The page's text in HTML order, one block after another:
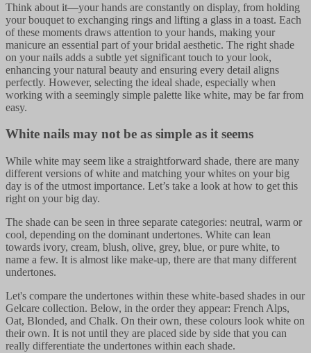
Think about it—your hands are constantly on display, from holding
your bouquet to exchanging rings and lifting a glass in a toast. Each
of these moments draws attention to your hands, making your
manicure an essential part of your bridal aesthetic. The right shade
on your nails adds a subtle yet significant touch to your look,
enhancing your natural beauty and ensuring every detail aligns
perfectly. However, selecting the ideal shade, especially when
working with a seemingly simple palette like white, may be far from
easy.​​​​‌ ‍ ​‍​‍‌‍ ‌ ​‍‌‍‍‌‌‍‌ ‌‍‍‌‌‍ ‍​‍​‍​ ‍‍​‍​‍‌ ​ ‌‍​‌‌‍ ‍‌‍‍‌‌ ‌​‌ ‍‌​‍ ‍‌‍‍‌‌‍ ​‍​‍​‍ ​​‍​‍‌‍‍​‌ ​‍‌‍‌‌‌‍‌‍​‍​‍​ ‍‍​‍​‍‌‍‍​‌ ‌​‌ ‌​‌ ​​‌ ​ ​ ‍‍​‍ ​‍ ‌‍‌ ‌‍‌‌‌‍ ​‌‍​ ‌‍​‌‌ ​‍‌‍‌‌​‍ ‍‌ ​ ‌‍​‌‌‍ ‍‌‍‍‌‌ ‌​‌ ‍‌​‍ ‍‌ ​ ‌ ‌​‌ ‌‌‌‍‌​‌‍‍‌‌‍ ​‍ ‌‍‍‌‌‍ ‍‌ ‌​‌‍‌‌‌‍ ‍‌ ‌​​‍ ‌‍‌‌‌‍‌​‌‍‍‌‌ ‌​​‍ ‌‍ ‌‌‍ ‌‍‌​‌‍‌‌​ ‌‌ ​​‌ ​‍‌‍‌‌‌ ​ ‌‍‌‌‌‍ ‍‌ ‌​‌‍​‌‌ ‌​‌‍‍‌‌‍ ‌‍ ‍​ ‍ ‌‍‍‌‌‍‌​​ ‌‌‍‌​‌‍‌‍‌‍​‍‌‍‌‌​ ‌ ​ ‍‌‌‍‌‌‌‍​‌​‍ ‌​ ​‍‌‍​‍​ ‌​​ ‌‍​‍ ‌​ ‌​​ ​‌​ ​‌‌‍​ ​‍ ‌​ ‍‌‌‍​‌​ ‌‍​ ‌​​‍ ‌​ ‌​‌‍‌‌‌‍‌​​ ‍‌​ ‍‌​ ​​‌‍‌‌‌‍​ ‌‍‌‌​ ​​​ ‌​​ ​‍​ ‍ ‌ ‌​‌ ‍‌‌ ​​‌‍‌‌​ ‌‌‍​‌‌ ​‍‌ ‌​‌‍‍‌‌‍​ ‌‍ ​‌‍‌‌​ ‍ ‌ ​​‌‍​‌‌ ‌​‌‍‍​​ ‌‌‍​‍‌‍ ‌‍‌​‌ ‍‌​‍‌‌​ ‌‌‌​​‍‌‌ ‌‍‍ ‌‍‌‌‌ ‍‌​‍‌‌​ ​ ‌​‌​​‍‌‌​ ​ ‌​‌​​‍‌‌​ ​‍​ ​‍‌‍​‌​ ​‍‌‍​‌‌‍‌‌​ ‌‍​ ‌‍​ ​​​ ‍‌​ ‌‍​ ‌‍​ ​‍‌‍​ ​‍‌‌​ ​‍​ ​‍​‍‌‌​ ‌‌‌​‌​​‍ ‍‌‍​ ‌‍‍​‌‍‍‌‌‍ ​‌‍‌​‌ ​‍‌‍‌‌‌‍ ‍​‍‌‌​ ‌‌‌​​‍‌‌ ‌‍‍ ‌‍‌‌‌ ‍‌​‍‌‌​ ​ ‌​‌​​‍‌‌​ ​ ‌​‌​​‍‌‌​ ​‍​ ​‍‌‍‌‌‌‍‌​​ ​‌​ ​‌‌‍​ ‌‍‌​​ ‌‍‌‍​ ‌‍​ ​ ​​‌‍‌​​ ​‌​ ​​​‍‌‌​ ​‍​ ​‍​‍‌‌​ ‌‌‌​‌​​‍ ‍‌ ‌​‌‍‌‌‌ ‍​‌ ‌​​ ‌‍​‍‌‍​‌‌ ​ ‌‍‌‌‌‌‌‌‌ ​‍‌‍ ​​ ‌‌‍‍​‌ ‌​‌ ‌​‌ ​​‌ ​ ​‍‌‌​ ​ ‌​​‌​‍‌‌​ ​‍‌​‌‍​‍‌‌​ ​‍‌​‌‍‌‍‌ ‌‍‌‌‌‍ ​‌‍​ ‌‍​‌‌ ​‍‌‍‌‌​‍ ‍‌ ​ ‌‍​‌‌‍ ‍‌‍‍‌‌ ‌​‌ ‍‌​‍ ‍‌ ​ ‌ ‌​‌ ‌‌‌‍‌​‌‍‍‌‌‍ ​‍‌‍‌‍‍‌‌‍‌​​ ‌‌‍‌​‌‍‌‍‌‍​‍‌‍‌‌​ ‌ ​ ‍‌‌‍‌‌‌‍​‌​‍ ‌​ ​‍‌‍​‍​ ‌​​ ‌‍​‍ ‌​ ‌​​ ​‌​ ​‌‌‍​ ​‍ ‌​ ‍‌‌‍​‌​ ‌‍​ ‌​​‍ ‌​ ‌​‌‍‌‌‌‍‌​​ ‍‌​ ‍‌​ ​​‌‍‌‌‌‍​ ‌‍‌‌​ ​​​ ‌​​ ​‍​‍‌‍‌ ‌​‌ ‍‌‌ ​​‌‍‌‌​ ‌‌‍​‌‌ ​‍‌ ‌​‌‍‍‌‌‍​ ‌‍ ​‌‍‌‌​‍‌‍‌ ​​‌‍​‌‌ ‌​‌‍‍​​ ‌‌‍​‍‌‍ ‌‍‌​‌ ‍‌​‍‌‌​ ‌‌‌​​‍‌‌ ‌‍‍ ‌‍‌‌‌ ‍‌​‍‌‌​ ​ ‌​‌​​‍‌‌​ ​ ‌​‌​​‍‌‌​ ​‍​ ​‍‌‍​‌​ ​‍‌‍​‌‌‍‌‌​ ‌‍​ ‌‍​ ​​​ ‍‌​ ‌‍​ ‌‍​ ​‍‌‍​ ​‍‌‌​ ​‍​ ​‍​‍‌‌​ ‌‌‌​‌​​‍ ‍‌‍​ ‌‍‍​‌‍‍‌‌‍ ​‌‍‌​‌ ​‍‌‍‌‌‌‍ ‍​‍‌‌​ ‌‌‌​​‍‌‌ ‌‍‍ ‌‍‌‌‌ ‍‌​‍‌‌​ ​ ‌​‌​​‍‌‌​ ​ ‌​‌​​‍‌‌​ ​‍​ ​‍‌‍‌‌‌‍‌​​ ​‌​ ​‌‌‍​ ‌‍‌​​ ‌‍‌‍​ ‌‍​ ​ ​​‌‍‌​​ ​‌​ ​​​‍‌‌​ ​‍​ ​‍​‍‌‌​ ‌‌‌​‌​​‍ ‍‌ ‌​‌‍‌‌‌ ‍​‌ ‌​​‍‌‍‌ ​​‌‍‌‌‌ ​‍‌ ​ ‌ ​​‌‍‌‌‌‍​ ‌ ‌​‌‍‍‌‌ ‌‍‌‍‌‌​ ‌‌ ​​‌ ‌‌‌‍​‍‌‍ ​‌‍‍‌‌ ​ ‌‍‍​‌‍‌‌‌‍‌​​‍​‍‌ ‌
White nails may not be as simple as it seems​​​​‌ ‍ ​‍​‍‌‍ ‌ ​‍‌‍‍‌‌‍‌ ‌‍‍‌‌‍ ‍​‍​‍​ ‍‍​‍​‍‌ ​ ‌‍​‌‌‍ ‍‌‍‍‌‌ ‌​‌ ‍‌​‍ ‍‌‍‍‌‌‍ ​‍​‍​‍ ​​‍​‍‌‍‍​‌ ​‍‌‍‌‌‌‍‌‍​‍​‍​ ‍‍​‍​‍‌‍‍​‌ ‌​‌ ‌​‌ ​​‌ ​ ​ ‍‍​‍ ​‍ ‌‍‌ ‌‍‌‌‌‍ ​‌‍​ ‌‍​‌‌ ​‍‌‍‌‌​‍ ‍‌ ​ ‌‍​‌‌‍ ‍‌‍‍‌‌ ‌​‌ ‍‌​‍ ‍‌ ​ ‌ ‌​‌ ‌‌‌‍‌​‌‍‍‌‌‍ ​‍ ‌‍‍‌‌‍ ‍‌ ‌​‌‍‌‌‌‍ ‍‌ ‌​​‍ ‌‍‌‌‌‍‌​‌‍‍‌‌ ‌​​‍ ‌‍ ‌‌‍ ‌‍‌​‌‍‌‌​ ‌‌ ​​‌ ​‍‌‍‌‌‌ ​ ‌‍‌‌‌‍ ‍‌ ‌​‌‍​‌‌ ‌​‌‍‍‌‌‍ ‌‍ ‍​ ‍ ‌‍‍‌‌‍‌​​ ‌‌‍‌​‌‍‌‍‌‍​‍‌‍‌‌​ ‌ ​ ‍‌‌‍‌‌‌‍​‌​‍ ‌​ ​‍‌‍​‍​ ‌​​ ‌‍​‍ ‌​ ‌​​ ​‌​ ​‌‌‍​ ​‍ ‌​ ‍‌‌‍​‌​ ‌‍​ ‌​​‍ ‌​ ‌​‌‍‌‌‌‍‌​​ ‍‌​ ‍‌​ ​​‌‍‌‌‌‍​ ‌‍‌‌​ ​​​ ‌​​ ​‍​ ‍ ‌ ‌​‌ ‍‌‌ ​​‌‍‌‌​ ‌‌‍​‌‌ ​‍‌ ‌​‌‍‍‌‌‍​ ‌‍ ​‌‍‌‌​ ‍ ‌ ​​‌‍​‌‌ ‌​‌‍‍​​ ‌‌‍​‍‌‍ ‌‍‌​‌ ‍‌​‍‌‌​ ‌‌‌​​‍‌‌ ‌‍‍ ‌‍‌‌‌ ‍‌​‍‌‌​ ​ ‌​‌​​‍‌‌​ ​ ‌​‌​​‍‌‌​ ​‍​ ​‍​ ‌‌​ ​​‌‍​ ​ ‌‍​ ‍‌‌‍​‌‌‍‌​​ ​‌​ ‌‍​ ​​​ ‌‌​ ‌‌​‍‌‌​ ​‍​ ​‍​‍‌‌​ ‌‌‌​‌​​‍ ‍‌‍​ ‌‍‍​‌‍‍‌‌‍ ​‌‍‌​‌ ​‍‌‍‌‌‌‍ ‍​‍‌‌​ ‌‌‌​​‍‌‌ ‌‍‍ ‌‍‌‌‌ ‍‌​‍‌‌​ ​ ‌​‌​​‍‌‌​ ​ ‌​‌​​‍‌‌​ ​‍​ ​‍‌‍​ ‌‍​ ‌‍​ ‌‍​‌​ ​‌​ ​ ​ ​​​ ‍​​ ‌ ‌‍‌‌​ ​​‌‍​‌​‍‌‌​ ​‍​ ​‍​‍‌‌​ ‌‌‌​‌​​‍ ‍‌ ‌​‌‍‌‌‌ ‍​‌ ‌​​ ‌‍​‍‌‍​‌‌ ​ ‌‍‌‌‌‌‌‌‌ ​‍‌‍ ​​ ‌‌‍‍​‌ ‌​‌ ‌​‌ ​​‌ ​ ​‍‌‌​ ​ ‌​​‌​‍‌‌​ ​‍‌​‌‍​‍‌‌​ ​‍‌​‌‍‌‍‌ ‌‍‌‌‌‍ ​‌‍​ ‌‍​‌‌ ​‍‌‍‌‌​‍ ‍‌ ​ ‌‍​‌‌‍ ‍‌‍‍‌‌ ‌​‌ ‍‌​‍ ‍‌ ​ ‌ ‌​‌ ‌‌‌‍‌​‌‍‍‌‌‍ ​‍‌‍‌‍‍‌‌‍‌​​ ‌‌‍‌​‌‍‌‍‌‍​‍‌‍‌‌​ ‌ ​ ‍‌‌‍‌‌‌‍​‌​‍ ‌​ ​‍‌‍​‍​ ‌​​ ‌‍​‍ ‌​ ‌​​ ​‌​ ​‌‌‍​ ​‍ ‌​ ‍‌‌‍​‌​ ‌‍​ ‌​​‍ ‌​ ‌​‌‍‌‌‌‍‌​​ ‍‌​ ‍‌​ ​​‌‍‌‌‌‍​ ‌‍‌‌​ ​​​ ‌​​ ​‍​‍‌‍‌ ‌​‌ ‍‌‌ ​​‌‍‌‌​ ‌‌‍​‌‌ ​‍‌ ‌​‌‍‍‌‌‍​ ‌‍ ​‌‍‌‌​‍‌‍‌ ​​‌‍​‌‌ ‌​‌‍‍​​ ‌‌‍​‍‌‍ ‌‍‌​‌ ‍‌​‍‌‌​ ‌‌‌​​‍‌‌ ‌‍‍ ‌‍‌‌‌ ‍‌​‍‌‌​ ​ ‌​‌​​‍‌‌​ ​ ‌​‌​​‍‌‌​ ​‍​ ​‍​ ‌‌​ ​​‌‍​ ​ ‌‍​ ‍‌‌‍​‌‌‍‌​​ ​‌​ ‌‍​ ​​​ ‌‌​ ‌‌​‍‌‌​ ​‍​ ​‍​‍‌‌​ ‌‌‌​‌​​‍ ‍‌‍​ ‌‍‍​‌‍‍‌‌‍ ​‌‍‌​‌ ​‍‌‍‌‌‌‍ ‍​‍‌‌​ ‌‌‌​​‍‌‌ ‌‍‍ ‌‍‌‌‌ ‍‌​‍‌‌​ ​ ‌​‌​​‍‌‌​ ​ ‌​‌​​‍‌‌​ ​‍​ ​‍‌‍​ ‌‍​ ‌‍​ ‌‍​‌​ ​‌​ ​ ​ ​​​ ‍​​ ‌ ‌‍‌‌​ ​​‌‍​‌​‍‌‌​ ​‍​ ​‍​‍‌‌​ ‌‌‌​‌​​‍ ‍‌ ‌​‌‍‌‌‌ ‍​‌ ‌​​‍‌‍‌ ​​‌‍‌‌‌ ​‍‌ ​ ‌ ​​‌‍‌‌‌‍​ ‌ ‌​‌‍‍‌‌ ‌‍‌‍‌‌​ ‌‌ ​​‌ ‌‌‌‍​‍‌‍ ​‌‍‍‌‌ ​ ‌‍‍​‌‍‌‌‌‍‌​​‍​‍‌ ‌
While white may seem like a straightforward shade, there are many
different versions of white and matching your whites on your big
day is of the utmost importance. Let’s take a look at how to get this
right on your big day.​​​​‌ ‍ ​‍​‍‌‍ ‌ ​‍‌‍‍‌‌‍‌ ‌‍‍‌‌‍ ‍​‍​‍​ ‍‍​‍​‍‌ ​ ‌‍​‌‌‍ ‍‌‍‍‌‌ ‌​‌ ‍‌​‍ ‍‌‍‍‌‌‍ ​‍​‍​‍ ​​‍​‍‌‍‍​‌ ​‍‌‍‌‌‌‍‌‍​‍​‍​ ‍‍​‍​‍‌‍‍​‌ ‌​‌ ‌​‌ ​​‌ ​ ​ ‍‍​‍ ​‍ ‌‍‌ ‌‍‌‌‌‍ ​‌‍​ ‌‍​‌‌ ​‍‌‍‌‌​‍ ‍‌ ​ ‌‍​‌‌‍ ‍‌‍‍‌‌ ‌​‌ ‍‌​‍ ‍‌ ​ ‌ ‌​‌ ‌‌‌‍‌​‌‍‍‌‌‍ ​‍ ‌‍‍‌‌‍ ‍‌ ‌​‌‍‌‌‌‍ ‍‌ ‌​​‍ ‌‍‌‌‌‍‌​‌‍‍‌‌ ‌​​‍ ‌‍ ‌‌‍ ‌‍‌​‌‍‌‌​ ‌‌ ​​‌ ​‍‌‍‌‌‌ ​ ‌‍‌‌‌‍ ‍‌ ‌​‌‍​‌‌ ‌​‌‍‍‌‌‍ ‌‍ ‍​ ‍ ‌‍‍‌‌‍‌​​ ‌‌‍‌​‌‍‌‍‌‍​‍‌‍‌‌​ ‌ ​ ‍‌‌‍‌‌‌‍​‌​‍ ‌​ ​‍‌‍​‍​ ‌​​ ‌‍​‍ ‌​ ‌​​ ​‌​ ​‌‌‍​ ​‍ ‌​ ‍‌‌‍​‌​ ‌‍​ ‌​​‍ ‌​ ‌​‌‍‌‌‌‍‌​​ ‍‌​ ‍‌​ ​​‌‍‌‌‌‍​ ‌‍‌‌​ ​​​ ‌​​ ​‍​ ‍ ‌ ‌​‌ ‍‌‌ ​​‌‍‌‌​ ‌‌‍​‌‌ ​‍‌ ‌​‌‍‍‌‌‍​ ‌‍ ​‌‍‌‌​ ‍ ‌ ​​‌‍​‌‌ ‌​‌‍‍​​ ‌‌‍​‍‌‍ ‌‍‌​‌ ‍‌​‍‌‌​ ‌‌‌​​‍‌‌ ‌‍‍ ‌‍‌‌‌ ‍‌​‍‌‌​ ​ ‌​‌​​‍‌‌​ ​ ‌​‌​​‍‌‌​ ​‍​ ​‍‌‍‌‍​ ​​​ ‌‍​ ​ ‌‍​ ​ ​‍​ ‍‌​ ​‌‌‍‌‌‌‍​‍​ ‌​​ ‌‍​‍‌‌​ ​‍​ ​‍​‍‌‌​ ‌‌‌​‌​​‍ ‍‌‍​ ‌‍‍​‌‍‍‌‌‍ ​‌‍‌​‌ ​‍‌‍‌‌‌‍ ‍​‍‌‌​ ‌‌‌​​‍‌‌ ‌‍‍ ‌‍‌‌‌ ‍‌​‍‌‌​ ​ ‌​‌​​‍‌‌​ ​ ‌​‌​​‍‌‌​ ​‍​ ​‍‌‍‌​​ ‌ ‌‍​‍‌‍‌​‌‍​‌​ ‍​​ ‌​​ ‌ ​ ​ ​ ‌​​ ​ ‌‍‌‍​‍‌‌​ ​‍​ ​‍​‍‌‌​ ‌‌‌​‌​​‍ ‍‌ ‌​‌‍‌‌‌ ‍​‌ ‌​​ ‌‍​‍‌‍​‌‌ ​ ‌‍‌‌‌‌‌‌‌ ​‍‌‍ ​​ ‌‌‍‍​‌ ‌​‌ ‌​‌ ​​‌ ​ ​‍‌‌​ ​ ‌​​‌​‍‌‌​ ​‍‌​‌‍​‍‌‌​ ​‍‌​‌‍‌‍‌ ‌‍‌‌‌‍ ​‌‍​ ‌‍​‌‌ ​‍‌‍‌‌​‍ ‍‌ ​ ‌‍​‌‌‍ ‍‌‍‍‌‌ ‌​‌ ‍‌​‍ ‍‌ ​ ‌ ‌​‌ ‌‌‌‍‌​‌‍‍‌‌‍ ​‍‌‍‌‍‍‌‌‍‌​​ ‌‌‍‌​‌‍‌‍‌‍​‍‌‍‌‌​ ‌ ​ ‍‌‌‍‌‌‌‍​‌​‍ ‌​ ​‍‌‍​‍​ ‌​​ ‌‍​‍ ‌​ ‌​​ ​‌​ ​‌‌‍​ ​‍ ‌​ ‍‌‌‍​‌​ ‌‍​ ‌​​‍ ‌​ ‌​‌‍‌‌‌‍‌​​ ‍‌​ ‍‌​ ​​‌‍‌‌‌‍​ ‌‍‌‌​ ​​​ ‌​​ ​‍​‍‌‍‌ ‌​‌ ‍‌‌ ​​‌‍‌‌​ ‌‌‍​‌‌ ​‍‌ ‌​‌‍‍‌‌‍​ ‌‍ ​‌‍‌‌​‍‌‍‌ ​​‌‍​‌‌ ‌​‌‍‍​​ ‌‌‍​‍‌‍ ‌‍‌​‌ ‍‌​‍‌‌​ ‌‌‌​​‍‌‌ ‌‍‍ ‌‍‌‌‌ ‍‌​‍‌‌​ ​ ‌​‌​​‍‌‌​ ​ ‌​‌​​‍‌‌​ ​‍​ ​‍‌‍‌‍​ ​​​ ‌‍​ ​ ‌‍​ ​ ​‍​ ‍‌​ ​‌‌‍‌‌‌‍​‍​ ‌​​ ‌‍​‍‌‌​ ​‍​ ​‍​‍‌‌​ ‌‌‌​‌​​‍ ‍‌‍​ ‌‍‍​‌‍‍‌‌‍ ​‌‍‌​‌ ​‍‌‍‌‌‌‍ ‍​‍‌‌​ ‌‌‌​​‍‌‌ ‌‍‍ ‌‍‌‌‌ ‍‌​‍‌‌​ ​ ‌​‌​​‍‌‌​ ​ ‌​‌​​‍‌‌​ ​‍​ ​‍‌‍‌​​ ‌ ‌‍​‍‌‍‌​‌‍​‌​ ‍​​ ‌​​ ‌ ​ ​ ​ ‌​​ ​ ‌‍‌‍​‍‌‌​ ​‍​ ​‍​‍‌‌​ ‌‌‌​‌​​‍ ‍‌ ‌​‌‍‌‌‌ ‍​‌ ‌​​‍‌‍‌ ​​‌‍‌‌‌ ​‍‌ ​ ‌ ​​‌‍‌‌‌‍​ ‌ ‌​‌‍‍‌‌ ‌‍‌‍‌‌​ ‌‌ ​​‌ ‌‌‌‍​‍‌‍ ​‌‍‍‌‌ ​ ‌‍‍​‌‍‌‌‌‍‌​​‍​‍‌ ‌
The shade can be seen in three separate categories: neutral, warm or
cool, depending on the dominant undertones. White can lean
towards ivory, cream, blush, olive, grey, blue, or pure white, to
name a few. It is almost like make-up, there are that many different
undertones.​​​​‌ ‍ ​‍​‍‌‍ ‌ ​‍‌‍‍‌‌‍‌ ‌‍‍‌‌‍ ‍​‍​‍​ ‍‍​‍​‍‌ ​ ‌‍​‌‌‍ ‍‌‍‍‌‌ ‌​‌ ‍‌​‍ ‍‌‍‍‌‌‍ ​‍​‍​‍ ​​‍​‍‌‍‍​‌ ​‍‌‍‌‌‌‍‌‍​‍​‍​ ‍‍​‍​‍‌‍‍​‌ ‌​‌ ‌​‌ ​​‌ ​ ​ ‍‍​‍ ​‍ ‌‍‌ ‌‍‌‌‌‍ ​‌‍​ ‌‍​‌‌ ​‍‌‍‌‌​‍ ‍‌ ​ ‌‍​‌‌‍ ‍‌‍‍‌‌ ‌​‌ ‍‌​‍ ‍‌ ​ ‌ ‌​‌ ‌‌‌‍‌​‌‍‍‌‌‍ ​‍ ‌‍‍‌‌‍ ‍‌ ‌​‌‍‌‌‌‍ ‍‌ ‌​​‍ ‌‍‌‌‌‍‌​‌‍‍‌‌ ‌​​‍ ‌‍ ‌‌‍ ‌‍‌​‌‍‌‌​ ‌‌ ​​‌ ​‍‌‍‌‌‌ ​ ‌‍‌‌‌‍ ‍‌ ‌​‌‍​‌‌ ‌​‌‍‍‌‌‍ ‌‍ ‍​ ‍ ‌‍‍‌‌‍‌​​ ‌‌‍‌​‌‍‌‍‌‍​‍‌‍‌‌​ ‌ ​ ‍‌‌‍‌‌‌‍​‌​‍ ‌​ ​‍‌‍​‍​ ‌​​ ‌‍​‍ ‌​ ‌​​ ​‌​ ​‌‌‍​ ​‍ ‌​ ‍‌‌‍​‌​ ‌‍​ ‌​​‍ ‌​ ‌​‌‍‌‌‌‍‌​​ ‍‌​ ‍‌​ ​​‌‍‌‌‌‍​ ‌‍‌‌​ ​​​ ‌​​ ​‍​ ‍ ‌ ‌​‌ ‍‌‌ ​​‌‍‌‌​ ‌‌‍​‌‌ ​‍‌ ‌​‌‍‍‌‌‍​ ‌‍ ​‌‍‌‌​ ‍ ‌ ​​‌‍​‌‌ ‌​‌‍‍​​ ‌‌‍​‍‌‍ ‌‍‌​‌ ‍‌​‍‌‌​ ‌‌‌​​‍‌‌ ‌‍‍ ‌‍‌‌‌ ‍‌​‍‌‌​ ​ ‌​‌​​‍‌‌​ ​ ‌​‌​​‍‌‌​ ​‍​ ​‍​ ‌​​ ‌​​ ​ ‌‍​‍​ ​‌​ ​ ​ ​ ‌‍‌​‌‍‌‌​ ​​‌‍​ ‌‍‌​​‍‌‌​ ​‍​ ​‍​‍‌‌​ ‌‌‌​‌​​‍ ‍‌‍​ ‌‍‍​‌‍‍‌‌‍ ​‌‍‌​‌ ​‍‌‍‌‌‌‍ ‍​‍‌‌​ ‌‌‌​​‍‌‌ ‌‍‍ ‌‍‌‌‌ ‍‌​‍‌‌​ ​ ‌​‌​​‍‌‌​ ​ ‌​‌​​‍‌‌​ ​‍​ ​‍​ ​ ​ ​‍​ ​‍​ ​‍​ ‍​‌‍​ ​ ‍​​ ‌​​ ‌‌​ ​‌‌‍​‌‌‍‌‍​ ​​​‍‌‌​ ​‍​ ​‍​‍‌‌​ ‌‌‌​‌​​‍ ‍‌ ‌​‌‍‌‌‌ ‍​‌ ‌​​ ‌‍​‍‌‍​‌‌ ​ ‌‍‌‌‌‌‌‌‌ ​‍‌‍ ​​ ‌‌‍‍​‌ ‌​‌ ‌​‌ ​​‌ ​ ​‍‌‌​ ​ ‌​​‌​‍‌‌​ ​‍‌​‌‍​‍‌‌​ ​‍‌​‌‍‌‍‌ ‌‍‌‌‌‍ ​‌‍​ ‌‍​‌‌ ​‍‌‍‌‌​‍ ‍‌ ​ ‌‍​‌‌‍ ‍‌‍‍‌‌ ‌​‌ ‍‌​‍ ‍‌ ​ ‌ ‌​‌ ‌‌‌‍‌​‌‍‍‌‌‍ ​‍‌‍‌‍‍‌‌‍‌​​ ‌‌‍‌​‌‍‌‍‌‍​‍‌‍‌‌​ ‌ ​ ‍‌‌‍‌‌‌‍​‌​‍ ‌​ ​‍‌‍​‍​ ‌​​ ‌‍​‍ ‌​ ‌​​ ​‌​ ​‌‌‍​ ​‍ ‌​ ‍‌‌‍​‌​ ‌‍​ ‌​​‍ ‌​ ‌​‌‍‌‌‌‍‌​​ ‍‌​ ‍‌​ ​​‌‍‌‌‌‍​ ‌‍‌‌​ ​​​ ‌​​ ​‍​‍‌‍‌ ‌​‌ ‍‌‌ ​​‌‍‌‌​ ‌‌‍​‌‌ ​‍‌ ‌​‌‍‍‌‌‍​ ‌‍ ​‌‍‌‌​‍‌‍‌ ​​‌‍​‌‌ ‌​‌‍‍​​ ‌‌‍​‍‌‍ ‌‍‌​‌ ‍‌​‍‌‌​ ‌‌‌​​‍‌‌ ‌‍‍ ‌‍‌‌‌ ‍‌​‍‌‌​ ​ ‌​‌​​‍‌‌​ ​ ‌​‌​​‍‌‌​ ​‍​ ​‍​ ‌​​ ‌​​ ​ ‌‍​‍​ ​‌​ ​ ​ ​ ‌‍‌​‌‍‌‌​ ​​‌‍​ ‌‍‌​​‍‌‌​ ​‍​ ​‍​‍‌‌​ ‌‌‌​‌​​‍ ‍‌‍​ ‌‍‍​‌‍‍‌‌‍ ​‌‍‌​‌ ​‍‌‍‌‌‌‍ ‍​‍‌‌​ ‌‌‌​​‍‌‌ ‌‍‍ ‌‍‌‌‌ ‍‌​‍‌‌​ ​ ‌​‌​​‍‌‌​ ​ ‌​‌​​‍‌‌​ ​‍​ ​‍​ ​ ​ ​‍​ ​‍​ ​‍​ ‍​‌‍​ ​ ‍​​ ‌​​ ‌‌​ ​‌‌‍​‌‌‍‌‍​ ​​​‍‌‌​ ​‍​ ​‍​‍‌‌​ ‌‌‌​‌​​‍ ‍‌ ‌​‌‍‌‌‌ ‍​‌ ‌​​‍‌‍‌ ​​‌‍‌‌‌ ​‍‌ ​ ‌ ​​‌‍‌‌‌‍​ ‌ ‌​‌‍‍‌‌ ‌‍‌‍‌‌​ ‌‌ ​​‌ ‌‌‌‍​‍‌‍ ​‌‍‍‌‌ ​ ‌‍‍​‌‍‌‌‌‍‌​​‍​‍‌ ‌
Let's compare the undertones within these white-based shades in our
Gelcare collection. Below, in the order they appear: French Alps,
Oat, Blonded, and Chalk. On their own, these colours look white on
their own. It is not until they are placed side by side that you can
really differentiate the undertones within each shade.​​​​‌ ‍ ​‍​‍‌‍ ‌ ​‍‌‍‍‌‌‍‌ ‌‍‍‌‌‍ ‍​‍​‍​ ‍‍​‍​‍‌ ​ ‌‍​‌‌‍ ‍‌‍‍‌‌ ‌​‌ ‍‌​‍ ‍‌‍‍‌‌‍ ​‍​‍​‍ ​​‍​‍‌‍‍​‌ ​‍‌‍‌‌‌‍‌‍​‍​‍​ ‍‍​‍​‍‌‍‍​‌ ‌​‌ ‌​‌ ​​‌ ​ ​ ‍‍​‍ ​‍ ‌‍‌ ‌‍‌‌‌‍ ​‌‍​ ‌‍​‌‌ ​‍‌‍‌‌​‍ ‍‌ ​ ‌‍​‌‌‍ ‍‌‍‍‌‌ ‌​‌ ‍‌​‍ ‍‌ ​ ‌ ‌​‌ ‌‌‌‍‌​‌‍‍‌‌‍ ​‍ ‌‍‍‌‌‍ ‍‌ ‌​‌‍‌‌‌‍ ‍‌ ‌​​‍ ‌‍‌‌‌‍‌​‌‍‍‌‌ ‌​​‍ ‌‍ ‌‌‍ ‌‍‌​‌‍‌‌​ ‌‌ ​​‌ ​‍‌‍‌‌‌ ​ ‌‍‌‌‌‍ ‍‌ ‌​‌‍​‌‌ ‌​‌‍‍‌‌‍ ‌‍ ‍​ ‍ ‌‍‍‌‌‍‌​​ ‌‌‍‌​‌‍‌‍‌‍​‍‌‍‌‌​ ‌ ​ ‍‌‌‍‌‌‌‍​‌​‍ ‌​ ​‍‌‍​‍​ ‌​​ ‌‍​‍ ‌​ ‌​​ ​‌​ ​‌‌‍​ ​‍ ‌​ ‍‌‌‍​‌​ ‌‍​ ‌​​‍ ‌​ ‌​‌‍‌‌‌‍‌​​ ‍‌​ ‍‌​ ​​‌‍‌‌‌‍​ ‌‍‌‌​ ​​​ ‌​​ ​‍​ ‍ ‌ ‌​‌ ‍‌‌ ​​‌‍‌‌​ ‌‌‍​‌‌ ​‍‌ ‌​‌‍‍‌‌‍​ ‌‍ ​‌‍‌‌​ ‍ ‌ ​​‌‍​‌‌ ‌​‌‍‍​​ ‌‌‍​‍‌‍ ‌‍‌​‌ ‍‌​‍‌‌​ ‌‌‌​​‍‌‌ ‌‍‍ ‌‍‌‌‌ ‍‌​‍‌‌​ ​ ‌​‌​​‍‌‌​ ​ ‌​‌​​‍‌‌​ ​‍​ ​‍‌‍​‍‌‍​‌​ ​‌​ ‌ ​ ‍​​ ‍‌‌‍‌‌‌‍​‍‌‍‌‍​ ​‌​ ‍‌​ ‌ ​‍‌‌​ ​‍​ ​‍​‍‌‌​ ‌‌‌​‌​​‍ ‍‌‍​ ‌‍‍​‌‍‍‌‌‍ ​‌‍‌​‌ ​‍‌‍‌‌‌‍ ‍​‍‌‌​ ‌‌‌​​‍‌‌ ‌‍‍ ‌‍‌‌‌ ‍‌​‍‌‌​ ​ ‌​‌​​‍‌‌​ ​ ‌​‌​​‍‌‌​ ​‍​ ​‍​ ​‍​ ​​​ ‍​​ ​‍​ ‌​​ ‍​​ ‍‌​ ‌​‌‍​‌​ ‌​‌‍​‌​ ​​​ ​​​‍‌‌​ ​‍​ ​‍​‍‌‌​ ‌‌‌​‌​​‍ ‍‌ ‌​‌‍‌‌‌ ‍​‌ ‌​​ ‌‍​‍‌‍​‌‌ ​ ‌‍‌‌‌‌‌‌‌ ​‍‌‍ ​​ ‌‌‍‍​‌ ‌​‌ ‌​‌ ​​‌ ​ ​‍‌‌​ ​ ‌​​‌​‍‌‌​ ​‍‌​‌‍​‍‌‌​ ​‍‌​‌‍‌‍‌ ‌‍‌‌‌‍ ​‌‍​ ‌‍​‌‌ ​‍‌‍‌‌​‍ ‍‌ ​ ‌‍​‌‌‍ ‍‌‍‍‌‌ ‌​‌ ‍‌​‍ ‍‌ ​ ‌ ‌​‌ ‌‌‌‍‌​‌‍‍‌‌‍ ​‍‌‍‌‍‍‌‌‍‌​​ ‌‌‍‌​‌‍‌‍‌‍​‍‌‍‌‌​ ‌ ​ ‍‌‌‍‌‌‌‍​‌​‍ ‌​ ​‍‌‍​‍​ ‌​​ ‌‍​‍ ‌​ ‌​​ ​‌​ ​‌‌‍​ ​‍ ‌​ ‍‌‌‍​‌​ ‌‍​ ‌​​‍ ‌​ ‌​‌‍‌‌‌‍‌​​ ‍‌​ ‍‌​ ​​‌‍‌‌‌‍​ ‌‍‌‌​ ​​​ ‌​​ ​‍​‍‌‍‌ ‌​‌ ‍‌‌ ​​‌‍‌‌​ ‌‌‍​‌‌ ​‍‌ ‌​‌‍‍‌‌‍​ ‌‍ ​‌‍‌‌​‍‌‍‌ ​​‌‍​‌‌ ‌​‌‍‍​​ ‌‌‍​‍‌‍ ‌‍‌​‌ ‍‌​‍‌‌​ ‌‌‌​​‍‌‌ ‌‍‍ ‌‍‌‌‌ ‍‌​‍‌‌​ ​ ‌​‌​​‍‌‌​ ​ ‌​‌​​‍‌‌​ ​‍​ ​‍‌‍​‍‌‍​‌​ ​‌​ ‌ ​ ‍​​ ‍‌‌‍‌‌‌‍​‍‌‍‌‍​ ​‌​ ‍‌​ ‌ ​‍‌‌​ ​‍​ ​‍​‍‌‌​ ‌‌‌​‌​​‍ ‍‌‍​ ‌‍‍​‌‍‍‌‌‍ ​‌‍‌​‌ ​‍‌‍‌‌‌‍ ‍​‍‌‌​ ‌‌‌​​‍‌‌ ‌‍‍ ‌‍‌‌‌ ‍‌​‍‌‌​ ​ ‌​‌​​‍‌‌​ ​ ‌​‌​​‍‌‌​ ​‍​ ​‍​ ​‍​ ​​​ ‍​​ ​‍​ ‌​​ ‍​​ ‍‌​ ‌​‌‍​‌​ ‌​‌‍​‌​ ​​​ ​​​‍‌‌​ ​‍​ ​‍​‍‌‌​ ‌‌‌​‌​​‍ ‍‌ ‌​‌‍‌‌‌ ‍​‌ ‌​​‍‌‍‌ ​​‌‍‌‌‌ ​‍‌ ​ ‌ ​​‌‍‌‌‌‍​ ‌ ‌​‌‍‍‌‌ ‌‍‌‍‌‌​ ‌‌ ​​‌ ‌‌‌‍​‍‌‍ ​‌‍‍‌‌ ​ ‌‍‍​‌‍‌‌‌‍‌​​‍​‍‌ ‌